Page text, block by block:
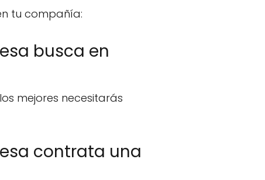
tu compañía:
busca en
mejores necesitarás
contrata una